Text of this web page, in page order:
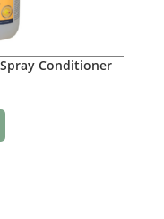
Conditioner